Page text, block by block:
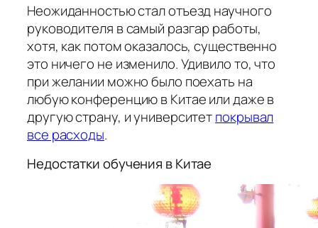
Неожиданностью стал отъезд научного
руководителя в самый разгар работы,
хотя, как потом оказалось, существенно
это ничего не изменило. Удивило то, что
при желании можно было поехать на
любую конференцию в Китае или даже в
другую страну, и университетпокрывал
все расходы.
Недостатки обучения в Китае